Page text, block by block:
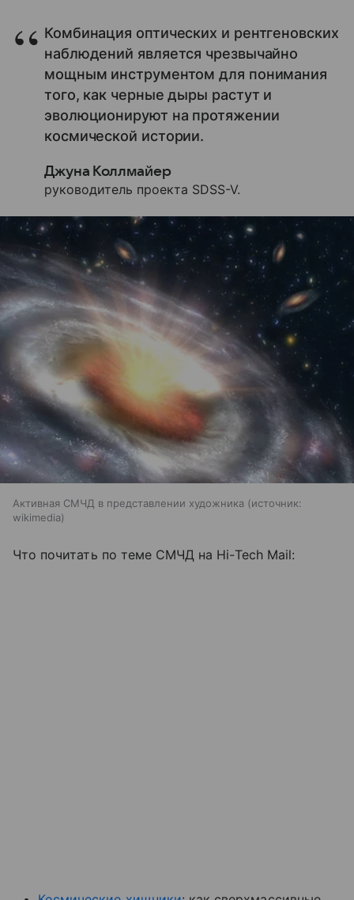
Комбинация оптических и рентгеновских
наблюдений является чрезвычайно
мощным инструментом для понимания
того, как черные дыры растут и
эволюционируют на протяжении
космической истории.
Джуна Коллмайер
руководитель проекта SDSS-V.
Активная СМЧД в представлении художника
источник:
wikimedia
Что почитать по теме СМЧД на Hi-Tech Mail: